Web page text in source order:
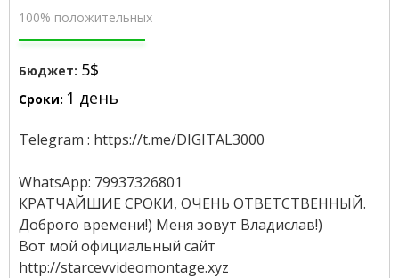
100% положительных
Бюджет: 5$
Сроки: 1 день
Telegram : https://t.me/DIGITAL3000
WhatsApp: 79937326801
КРАТЧАЙШИЕ СРОКИ, ОЧЕНЬ ОТВЕТСТВЕННЫЙ.
Доброго времени!) Меня зовут Владислав!)
Вот мой официальный сайт
http://starcevvideomontage.xyz